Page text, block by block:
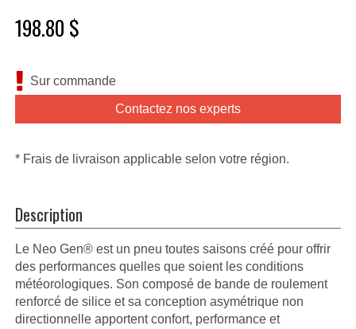
198.80 $
Sur commande
Contactez nos experts
* Frais de livraison applicable selon votre région.
Description
Le Neo Gen® est un pneu toutes saisons créé pour offrir
des performances quelles que soient les conditions
météorologiques. Son composé de bande de roulement
renforcé de silice et sa conception asymétrique non
directionnelle apportent confort, performance et